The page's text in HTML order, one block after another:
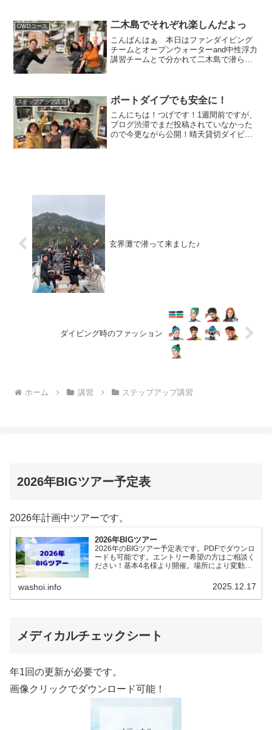
AOW講習最終地点！ナビゲーションを開
催してました！...
OWDコース 二木島でそれぞれ楽しんだよっ
こんばんはぁ 本日はファンダイビング
チームとオープンウォーターand中性浮力
講習チームとで分かれて二木島で潜らせ
温:18℃オー...
ステップアップ講習 ボートダイブでも安全に！
こんにちは！つげです！1週間前ですが、
ブログ渋滞でまだ投稿されていなかった
ので今更ながら公開！晴天貸切ダイビン
玄界灘で潜って来ました♪
ダイビング時のファッション
ホーム 講習 ステップアップ講習
2026年BIGツアー予定表
2026年計画中ツアーです。
2026年BIGツアー
2026年のBIGツアー予定表です。PDFでダウンロ
ードも可能です。エントリー希望の方はご相談く
ださい！基本4名様より開催。場所により変動あ
（12.19更新）ダウンロードPDFでアップロード
washoi.info 2025.12.17
メディカルチェックシート
年1回の更新が必要です。
画像クリックでダウンロード可能！